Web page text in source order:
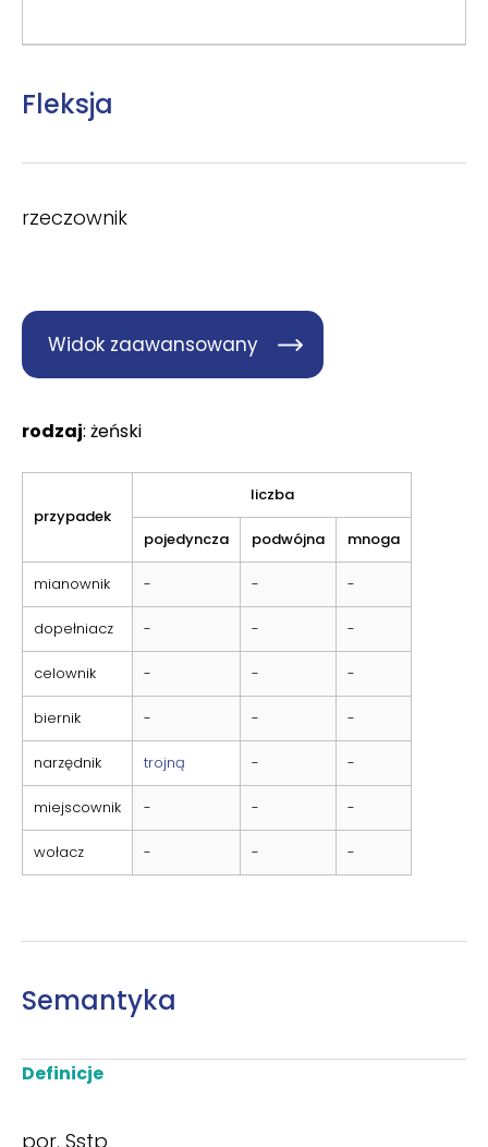
Fleksja
rzeczownik
Widok zaawansowany
rodzaj: żeński
przypadek
liczba
pojedyncza podwójna mnoga
mianownik - - -
dopełniacz - - -
celownik - - -
biernik - - -
narzędnik trojną - -
miejscownik - - -
wołacz - - -
Semantyka
Definicje
por. Sstp